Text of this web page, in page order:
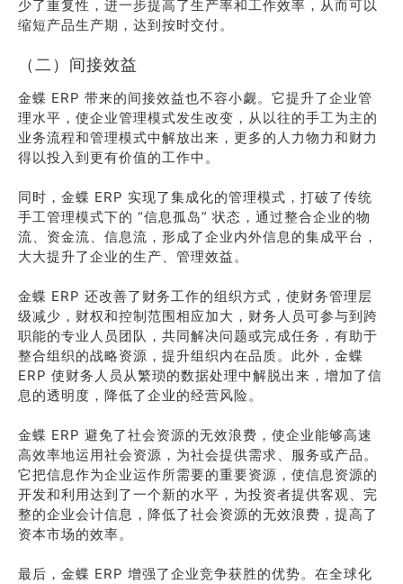
少了重复性，进一步提高了生产率和工作效率，从而可以
缩短产品生产期，达到按时交付。
（二）间接效益
金蝶 ERP 带来的间接效益也不容小觑。它提升了企业管
理水平，使企业管理模式发生改变，从以往的手工为主的
业务流程和管理模式中解放出来，更多的人力物力和财力
得以投入到更有价值的工作中。
同时，金蝶 ERP 实现了集成化的管理模式，打破了传统
手工管理模式下的 “信息孤岛” 状态，通过整合企业的物
流、资金流、信息流，形成了企业内外信息的集成平台，
大大提升了企业的生产、管理效益。
金蝶 ERP 还改善了财务工作的组织方式，使财务管理层
级减少，财权和控制范围相应加大，财务人员可参与到跨
职能的专业人员团队，共同解决问题或完成任务，有助于
整合组织的战略资源，提升组织内在品质。此外，金蝶
ERP 使财务人员从繁琐的数据处理中解脱出来，增加了信
息的透明度，降低了企业的经营风险。
金蝶 ERP 避免了社会资源的无效浪费，使企业能够高速
高效率地运用社会资源，为社会提供需求、服务或产品。
它把信息作为企业运作所需要的重要资源，使信息资源的
开发和利用达到了一个新的水平，为投资者提供客观、完
整的企业会计信息，降低了社会资源的无效浪费，提高了
资本市场的效率。
最后，金蝶 ERP 增强了企业竞争获胜的优势。在全球化